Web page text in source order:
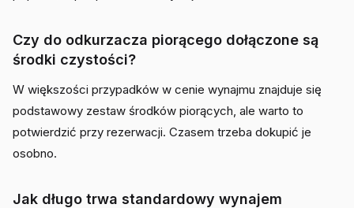
Czy do odkurzacza piorącego dołączone są
środki czystości?
W większości przypadków w cenie wynajmu znajduje się
podstawowy zestaw środków piorących, ale warto to
potwierdzić przy rezerwacji. Czasem trzeba dokupić je
osobno.
Jak długo trwa standardowy wynajem